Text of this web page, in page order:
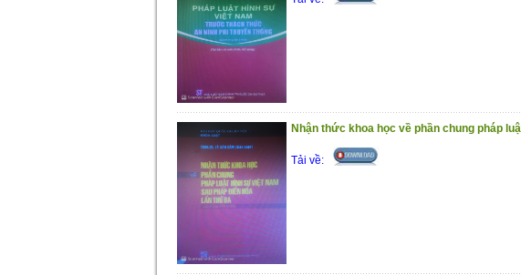
Nhận thức khoa học về phần chung pháp
Tải về: